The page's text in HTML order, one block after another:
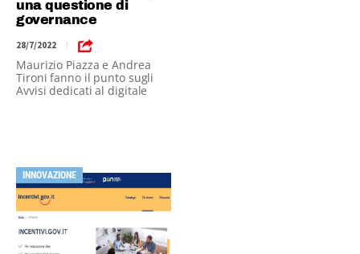
una questione di
governance
28/7/2022 |
Maurizio Piazza e Andrea
Tironi fanno il punto sugli
Avvisi dedicati al digitale
INNOVAZIONE